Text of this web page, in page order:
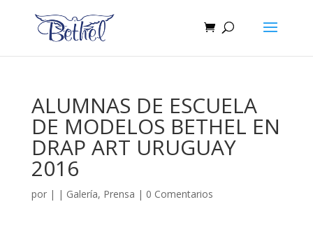
ALUMNAS DE ESCUELA
DE MODELOS BETHEL EN
DRAP ART URUGUAY
2016
por | | Galería, Prensa | 0 Comentarios